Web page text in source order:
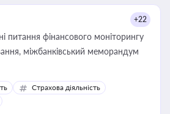
+22
питання фінансового моніторингу
міжбанківський меморандум
Страхова діяльність